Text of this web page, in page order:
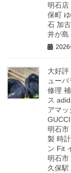
明石店
保町
石 加
井が島
2026
大好評
ュー
修理
ス
アマッ
明石
製 時
ン Fit
明石市
久保駅